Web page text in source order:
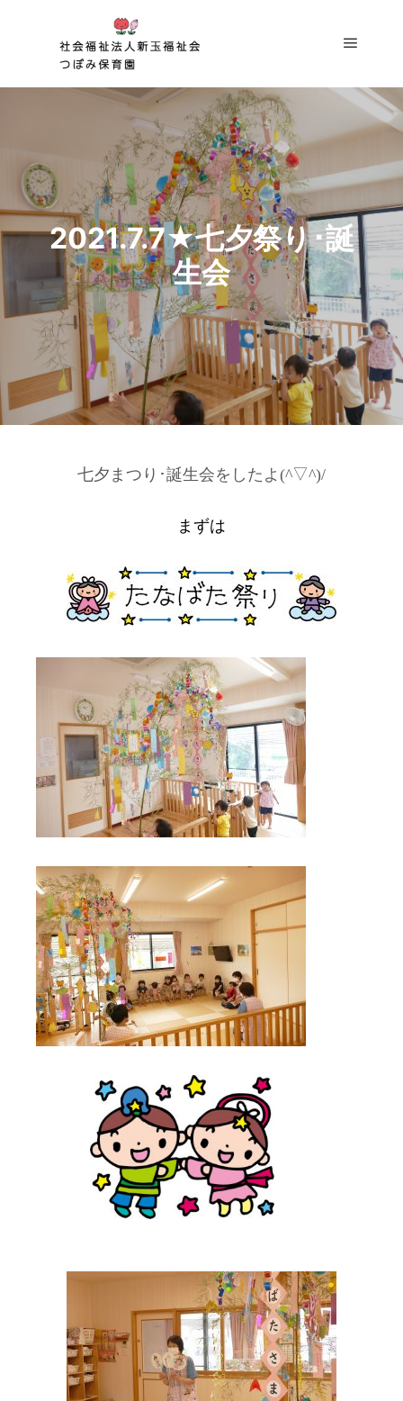
2021.7.7★七夕祭り･誕
生会
七夕まつり･誕生会をしたよ(^▽^)/
まずは